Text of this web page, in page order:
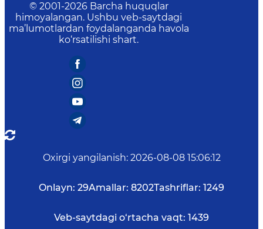
© 2001-2026 Barcha huquqlar
himoyalangan. Ushbu veb-saytdagi
ma’lumotlardan foydalanganda havola
ko‘rsatilishi shart.
Oxirgi yangilanish: 2026-08-08 15:06:12
Onlayn: 29Amallar: 8202Tashriflar: 1249
Veb-saytdagi o‘rtacha vaqt: 1439